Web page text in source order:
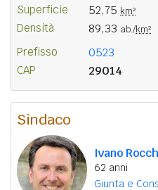
Superficie 52,75 km²
Densità 89,33 ab./km²
Prefisso 0523
CAP 29014
Sindaco
Ivano
62 anni
Giunta e